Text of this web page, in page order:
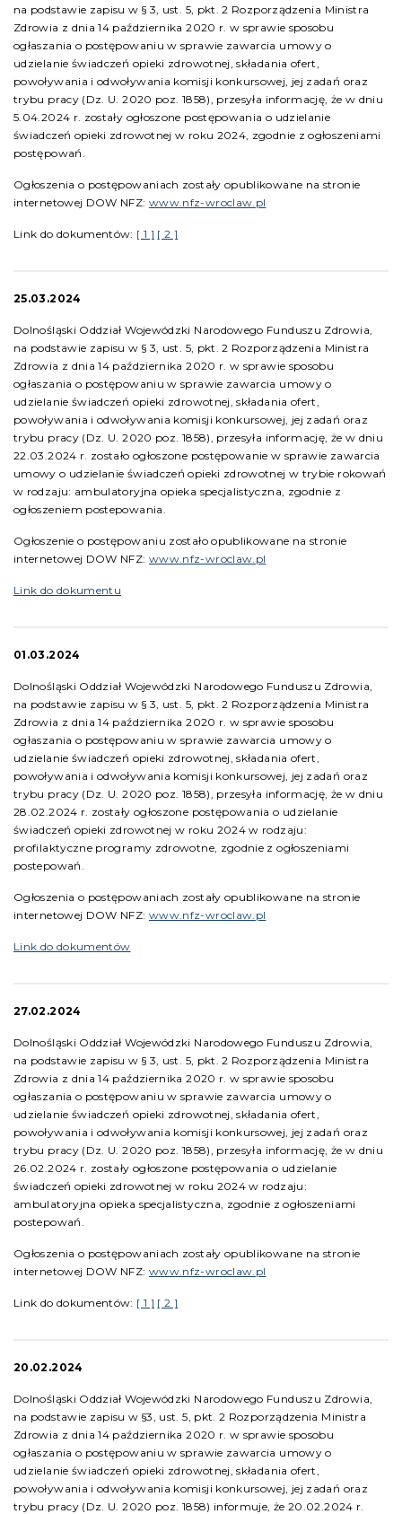
na podstawie zapisu w § 3, ust. 5, pkt. 2 Rozporządzenia Ministra
Zdrowia z dnia 14 października 2020 r. w sprawie sposobu
ogłaszania o postępowaniu w sprawie zawarcia umowy o
udzielanie świadczeń opieki zdrowotnej, składania ofert,
powoływania i odwoływania komisji konkursowej, jej zadań oraz
trybu pracy (Dz. U. 2020 poz. 1858), przesyła informację, że w dniu
5.04.2024 r. zostały ogłoszone postępowania o udzielanie
świadczeń opieki zdrowotnej w roku 2024, zgodnie z ogłoszeniami
postępowań.
Ogłoszenia o postępowaniach zostały opublikowane na stronie
internetowej DOW NFZ: www.nfz-wroclaw.pl
Link do dokumentów: [ 1 ] [ 2 ]
25.03.2024
Dolnośląski Oddział Wojewódzki Narodowego Funduszu Zdrowia,
na podstawie zapisu w § 3, ust. 5, pkt. 2 Rozporządzenia Ministra
Zdrowia z dnia 14 października 2020 r. w sprawie sposobu
ogłaszania o postępowaniu w sprawie zawarcia umowy o
udzielanie świadczeń opieki zdrowotnej, składania ofert,
powoływania i odwoływania komisji konkursowej, jej zadań oraz
trybu pracy (Dz. U. 2020 poz. 1858), przesyła informację, że w dniu
22.03.2024 r. zostało ogłoszone postępowanie w sprawie zawarcia
umowy o udzielanie świadczeń opieki zdrowotnej w trybie rokowań
w rodzaju: ambulatoryjna opieka specjalistyczna, zgodnie z
ogłoszeniem postepowania.
Ogłoszenie o postępowaniu zostało opublikowane na stronie
internetowej DOW NFZ: www.nfz-wroclaw.pl
Link do dokumentu
01.03.2024
Dolnośląski Oddział Wojewódzki Narodowego Funduszu Zdrowia,
na podstawie zapisu w § 3, ust. 5, pkt. 2 Rozporządzenia Ministra
Zdrowia z dnia 14 października 2020 r. w sprawie sposobu
ogłaszania o postępowaniu w sprawie zawarcia umowy o
udzielanie świadczeń opieki zdrowotnej, składania ofert,
powoływania i odwoływania komisji konkursowej, jej zadań oraz
trybu pracy (Dz. U. 2020 poz. 1858), przesyła informację, że w dniu
28.02.2024 r. zostały ogłoszone postępowania o udzielanie
świadczeń opieki zdrowotnej w roku 2024 w rodzaju:
profilaktyczne programy zdrowotne, zgodnie z ogłoszeniami
postepowań.
Ogłoszenia o postępowaniach zostały opublikowane na stronie
internetowej DOW NFZ: www.nfz-wroclaw.pl
Link do dokumentów
27.02.2024
Dolnośląski Oddział Wojewódzki Narodowego Funduszu Zdrowia,
na podstawie zapisu w § 3, ust. 5, pkt. 2 Rozporządzenia Ministra
Zdrowia z dnia 14 października 2020 r. w sprawie sposobu
ogłaszania o postępowaniu w sprawie zawarcia umowy o
udzielanie świadczeń opieki zdrowotnej, składania ofert,
powoływania i odwoływania komisji konkursowej, jej zadań oraz
trybu pracy (Dz. U. 2020 poz. 1858), przesyła informację, że w dniu
26.02.2024 r. zostały ogłoszone postępowania o udzielanie
świadczeń opieki zdrowotnej w roku 2024 w rodzaju:
ambulatoryjna opieka specjalistyczna, zgodnie z ogłoszeniami
postepowań.
Ogłoszenia o postępowaniach zostały opublikowane na stronie
internetowej DOW NFZ: www.nfz-wroclaw.pl
Link do dokumentów: [ 1 ] [ 2 ]
20.02.2024
Dolnośląski Oddział Wojewódzki Narodowego Funduszu Zdrowia,
na podstawie zapisu w §3, ust. 5, pkt. 2 Rozporządzenia Ministra
Zdrowia z dnia 14 października 2020 r. w sprawie sposobu
ogłaszania o postępowaniu w sprawie zawarcia umowy o
udzielanie świadczeń opieki zdrowotnej, składania ofert,
powoływania i odwoływania komisji konkursowej, jej zadań oraz
trybu pracy (Dz. U. 2020 poz. 1858) informuje, że 20.02.2024 r.